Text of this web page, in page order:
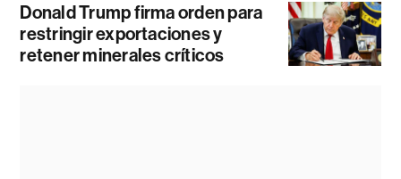
Donald Trump firma orden para
restringir exportaciones y
retener minerales críticos